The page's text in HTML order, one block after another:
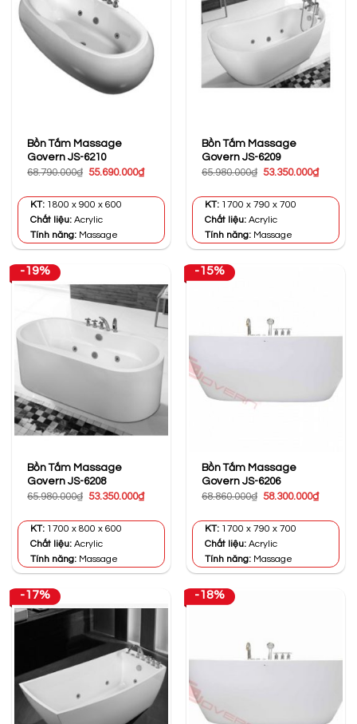
Bồn Tắm Massage
Govern JS-6210
68.790.000₫ Giá
68.790.000₫.
55.690.000₫Giá
KT: 1800 x 900 x 600
Chất liệu: Acrylic
Tính năng: Massage
Bồn Tắm Massage
Govern JS-6209
65.980.000₫ Giá
65.980.000₫.
53.350.000₫Giá
KT: 1700 x 790 x 700
Chất liệu:Acrylic
Tính năng: Massage
-19%
Bồn Tắm Massage
Govern JS-6208
65.980.000₫ Giá
65.980.000₫.
53.350.000₫Giá
KT: 1700 x 800 x 600
Chất liệu: Acrylic
Tính năng: Massage
-15%
Bồn Tắm Massage
Govern JS-6206
68.860.000₫ Giá
68.860.000₫.
58.300.000₫Giá
KT: 1700 x 790 x 700
Chất liệu:Acrylic
Tính năng: Massage
-17% -18%